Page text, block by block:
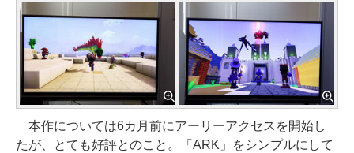
本作については6カ月前にアーリーアクセスを開始し
たが、とても好評とのこと。「ARK」をシンプルにして